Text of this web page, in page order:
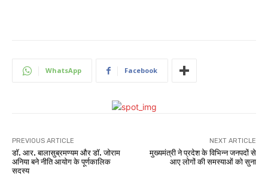
WhatsApp Facebook
PREVIOUS ARTICLE
डॉ. आर. बालासुब्रमण्यम और डॉ. जोराम
अनिया बने नीति आयोग के पूर्णकालिक
सदस्य
NEXT ARTICLE
मुख्यमंत्री ने प्रदेश के विभिन्न जनपदों से
आए लोगों की समस्याओं को सुना